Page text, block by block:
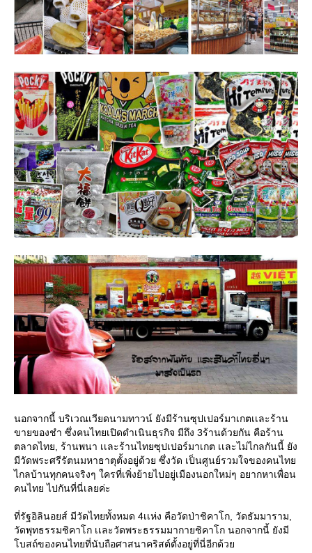
นอกจากนี้ บริเวณเวียดนามทาวน์ ยังมีร้านซุปเปอร์มาเกตเเละร้าน
ขายของชำ ซึ่งคนไทยเปิดดำเนินธุรกิจ มีถึง 3ร้านด้วยกัน คือร้าน
ตลาดไทย, ร้านพนา เเละร้านไทยซุปเปอร์มาเกต เเละไม่ไกลกันนี้ ยัง
มีวัดพระศรีรัตนมหาธาตุตั้งอยู่ด้วย ซึ่งวัด เป็นศูนย์รวมใจของคนไทย
ไกลบ้านทุกคนจริงๆ ใครที่เพิ่งย้ายไปอยู่เมืองนอกใหม่ๆ อยากหาเพื่อน
คนไทย ไปกันที่นี่เลยค่ะ
ที่รัฐอิลินอยส์ มีวัดไทยทั้งหมด 4เเห่ง คือวัดป่าชิคาโก, วัดธัมมาราม,
วัดพุทธรรมชิคาโก เเละวัดพระธรรมมากายชิคาโก นอกจากนี้ ยังมี
โบสถ์ของคนไทยที่นับถือศาสนาคริสต์ตั้งอยู่ที่นี่อีกด้วย